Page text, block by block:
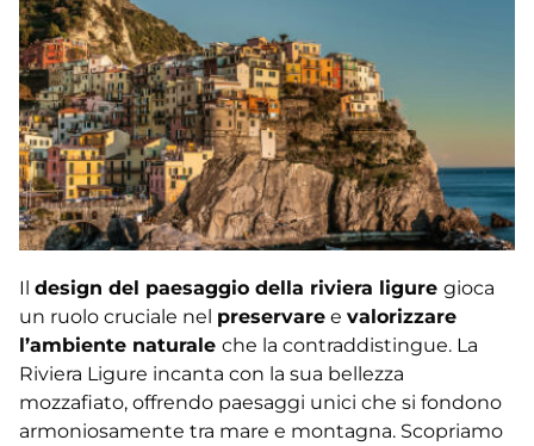
Il design del paesaggio della riviera ligure gioca
un ruolo cruciale nel preservare e valorizzare
l’ambiente naturale che la contraddistingue. La
Riviera Ligure incanta con la sua bellezza
mozzafiato, offrendo paesaggi unici che si fondono
armoniosamente tra mare e montagna. Scopriamo